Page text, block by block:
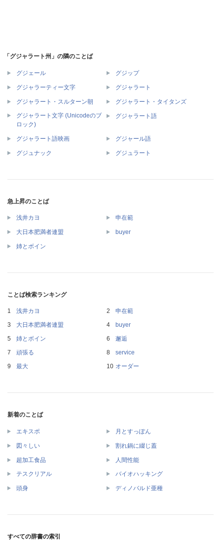
「グジャラート州」の隣のことば
グジェール グジップ
グジャラーティー文字 グジャラート
グジャラート・スルターン朝
グジャラート・タイタンズ
グジャラート文字 (Unicodeのブ
ロック)
グジャラート語
グジャラート語映画 グジャール語
グジュナック グジュラート
急上昇のことば
浅井カヨ 申在範
大日本肥満者連盟 buyer
姉とボイン
ことば検索ランキング
浅井カヨ
申在範
大日本肥満者連盟
buyer
姉とボイン
邂逅
頑張る
service
最大
オーダー
新着のことば
エキスポ 月とすっぽん
図々しい 割れ鍋に綴じ蓋
超加工食品 人間性能
テスクリアル バイオハッキング
頭身 ディノバルド亜種
すべての辞書の索引